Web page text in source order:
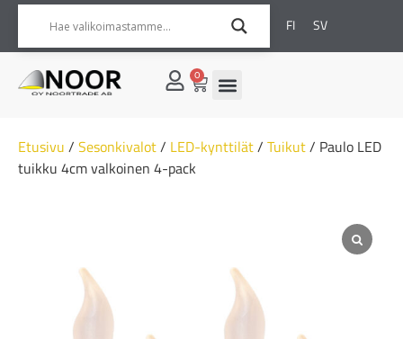
FI SV
0
Etusivu / Sesonkivalot/ LED-kynttilät/ Tuikut/ Paulo LED
tuikku 4cm valkoinen 4-pack